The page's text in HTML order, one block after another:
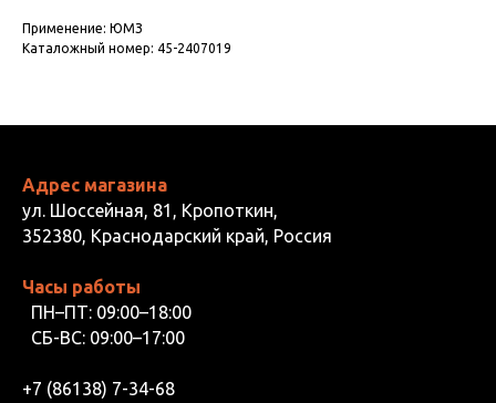
Применение: ЮМЗ
Каталожный номер: 45-2407019
Адрес магазина
ул. Шоссейная, 81, Кропоткин,
352380, Краснодарский край, Россия
Часы работы
ПН–ПТ: 09:00–18:00
СБ-ВС: 09:00–17:00
+7 (86138) 7-34-68